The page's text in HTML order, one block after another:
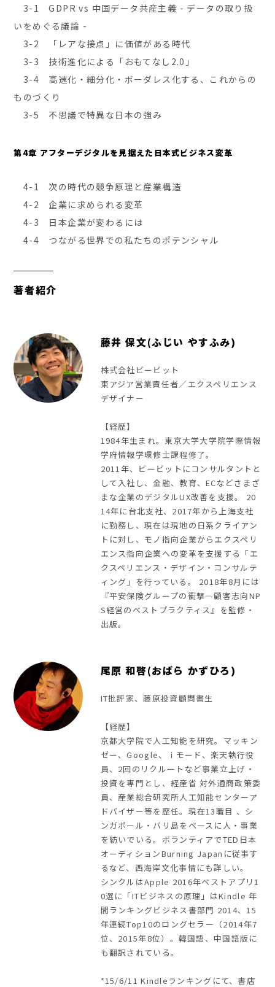
3-1 GDPR vs 中国データ共産主義 - データの取り扱
いをめぐる議論 -
3-2 「レアな接点」に価値がある時代
3-3 技術進化による「おもてなし2.0」
3-4 高速化・細分化・ボーダレス化する、これからの
ものづくり
3-5 不思議で特異な日本の強み
第4章 アフターデジタルを見据えた日本式ビジネス変革
4-1 次の時代の競争原理と産業構造
4-2 企業に求められる変革
4-3 日本企業が変わるには
4-4 つながる世界での私たちのポテンシャル
著者紹介
藤井 保文(ふじい やすふみ)
株式会社ビービット
東アジア営業責任者／エクスペリエンス
デザイナー
【経歴】
1984年生まれ。東京大学大学院学際情報
学府情報学環修士課程修了。
2011年、ビービットにコンサルタントと
して入社し、金融、教育、ECなどさまざ
まな企業のデジタルUX改善を支援。 20
14年に台北支社、2017年から上海支社
に勤務し、現在は現地の日系クライアン
トに対し、モノ指向企業からエクスペリ
エンス指向企業への変革を支援する「エ
クスペリエンス・デザイン・コンサルテ
ィング」を行っている。 2018年8月には
『平安保険グループの衝撃―顧客志向NP
S経営のベストプラクティス』を監修・
出版。
尾原 和啓(おばら かずひろ)
IT批評家、藤原投資顧問書生
【経歴】
京都大学院で人工知能を研究。マッキン
ゼー、Google、ｉモード、楽天執行役
員、2回のリクルートなど事業立上げ・
投資を専門とし、経産省 対外通商政策委
員、産業総合研究所人工知能センターア
ドバイザー等を歴任。現在13職目 、シ
ンガポール・バリ島をベースに人・事業
を紡いでいる。ボランティアでTED日本
オーディションBurning Japanに従事す
るなど、西海岸文化事情にも詳しい。
シンクルはApple 2016年ベストアプリ1
0選に「ITビジネスの原理」はKindle 年
間ランキングビジネス書部門 2014、15
年連続Top10のロングセラー（2014年7
位、2015年8位）。韓国語、中国語版に
も翻訳されている。
*15/6/11 Kindleランキングにて、書店